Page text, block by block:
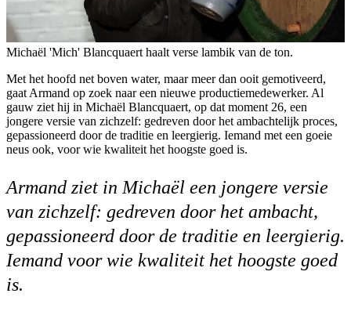
Michaël 'Mich' Blancquaert haalt verse lambik van de ton.
Met het hoofd net boven water, maar meer dan ooit gemotiveerd,
gaat Armand op zoek naar een nieuwe productiemedewerker. Al
gauw ziet hij in Michaël Blancquaert, op dat moment 26, een
jongere versie van zichzelf: gedreven door het ambachtelijk proces,
gepassioneerd door de traditie en leergierig. Iemand met een goeie
neus ook, voor wie kwaliteit het hoogste goed is.
Armand ziet in Michaël een jongere versie
van zichzelf: gedreven door het ambacht,
gepassioneerd door de traditie en leergierig.
Iemand voor wie kwaliteit het hoogste goed
is.